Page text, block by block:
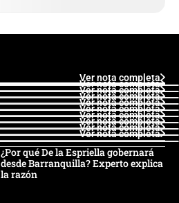
Ver nota completa
Ver nota completa
Ver nota completa
Ver nota completa
Ver nota completa
Ver nota completa
Ver nota completa
Ver nota completa
Ver nota completa
Ver nota completa
¿Por qué De la Espriella gobernará
desde Barranquilla? Experto explica
la razón